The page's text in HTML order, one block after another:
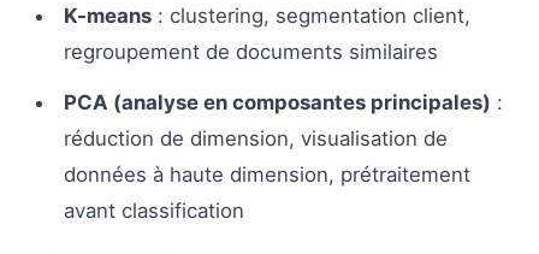
K-means: clustering, segmentation client,
regroupement de documents similaires
PCA (analyse en composantes principales) :
réduction de dimension, visualisation de
données à haute dimension, prétraitement
avant classification